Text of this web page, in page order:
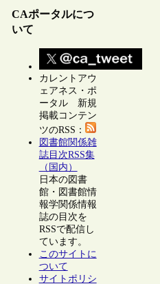
CAポータルにつ
いて
カレントアウ
ェアネス・ポ
ータル 新規
掲載コンテン
ツのRSS：
図書館関係雑
誌目次RSS集
（国内）
日本の図書
館・図書館情
報学関係情報
誌の目次を
RSSで配信し
ています。
このサイトに
ついて
サイトポリシ